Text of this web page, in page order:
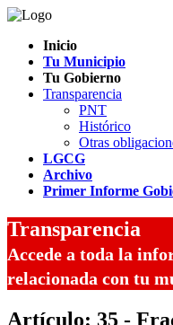
Inicio
Tu Municipio
Tu Gobierno
Transparencia
PNT
Histórico
Otras
LGCG
Archivo
Primer Informe
Transparencia
Accede a toda la
relacionada con tu
Artículo: 35 -